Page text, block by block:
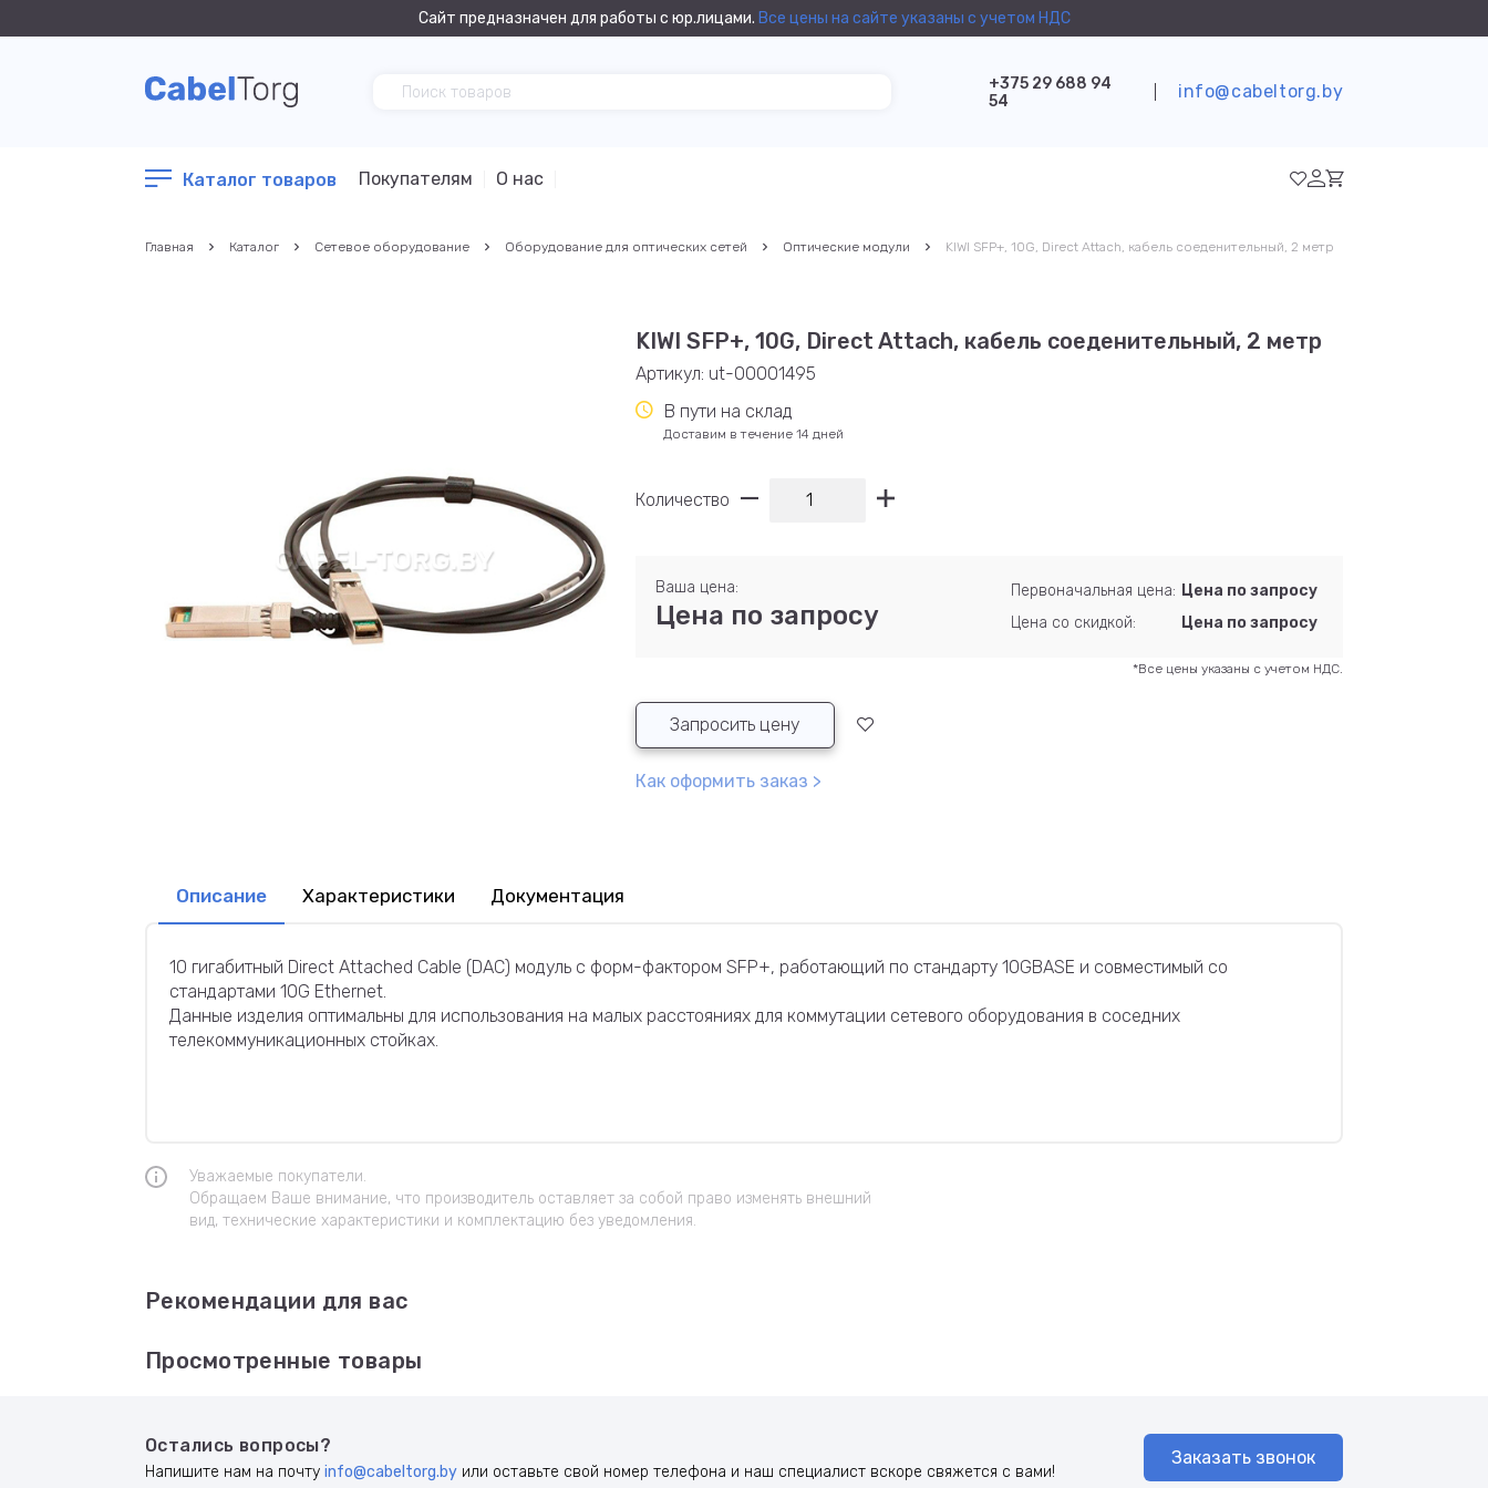
Сайт предназначен для работы с юр.лицами. Все цены на сайте указаны с учетом НДС
+375 29 688 94
54
info@cabeltorg.by
Каталог товаров Покупателям О нас
Главная Каталог Сетевое оборудование Оборудование для оптических сетей Оптические модули KIWI SFP+, 10G, Direct Attach, кабель соеденительный, 2 метр
KIWI SFP+, 10G, Direct Attach, кабель соеденительный, 2 метр
Артикул: ut-00001495
В пути на склад
Доставим в течение 14 дней
Количество
Ваша цена:
Цена по запросу
Первоначальная цена: Цена по запросу
Цена со скидкой:
Цена по запросу
*Все цены указаны с учетом НДС.
Запросить цену
Как оформить заказ >
Описание Характеристики Документация
10 гигабитный Direct Attached Cable (DAC) модуль с форм-фактором SFP+, работающий по стандарту 10GBASE и совместимый со
стандартами 10G Ethernet.
Данные изделия оптимальны для использования на малых расстояниях для коммутации сетевого оборудования в соседних
телекоммуникационных стойках.
Уважаемые покупатели.
Обращаем Ваше внимание, что производитель оставляет за собой право изменять внешний
вид, технические характеристики и комплектацию без уведомления.
Рекомендации для вас
Просмотренные товары
Остались вопросы?
Напишите нам на почту info@cabeltorg.byили оставьте свой номер телефона и наш специалист вскоре свяжется с вами!
Заказать звонок